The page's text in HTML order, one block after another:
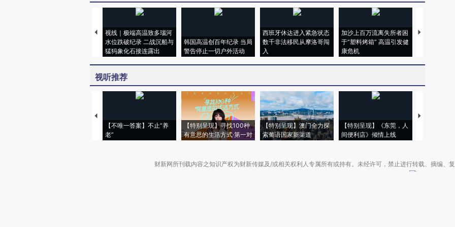
视线｜极端高温致多瑙河
水位跌破纪录 二战沉船与
猛犸象化石接连露出
韩国高温创百年纪录 当局
警告停止一切户外活动
西班牙休达进入紧急状态
数千非法移民从摩洛哥闯
入
加沙上百万流离失所者困
于“塑料烤箱” 高温引发健
康危机
视线｜
视听推荐
【不唯一答案】不止“养
老”
【特别呈现】寻找100种
有意思的生活方式·第一对
【特别呈现】澳门全力探
索葡语国家新渠道
【特别呈现】《东莞，人
间便利店》倾情上线
【推广】走
财新网所刊载内容之知识产权为财新传媒及/或相关权利人专属所有或持有。未经许可，禁止进行转载、摘编、复